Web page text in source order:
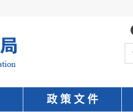
政 策 文 件